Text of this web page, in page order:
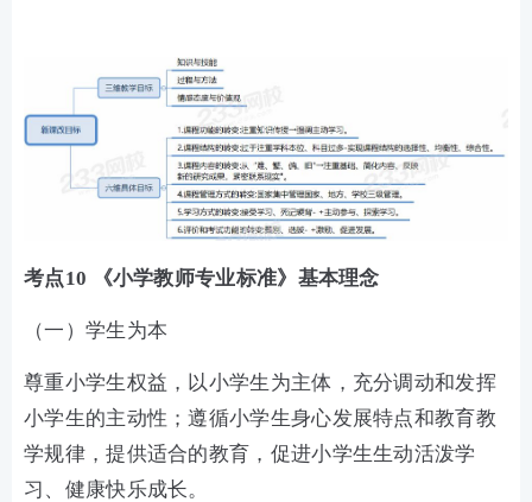
考点10 《小学教师专业标准》基本理念
（一）学生为本
尊重小学生权益，以小学生为主体，充分调动和发挥
小学生的主动性；遵循小学生身心发展特点和教育教
学规律，提供适合的教育，促进小学生生动活泼学
习、健康快乐成长。